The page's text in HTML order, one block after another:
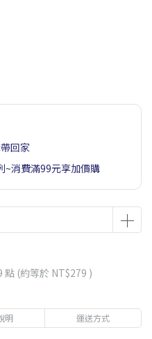
回家
消費滿99元享加價購
點 (約等於 NT$279 )
明 運送方式